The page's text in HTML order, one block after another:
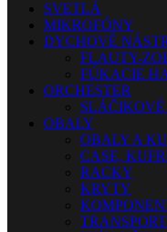
SVETLÁ
MIKROFÓNY
DYCHOVÉ
FLAUTY-
FÚKACIE
ORCHESTER
SLÁČIKOVÉ
OBALY
OBALY A
CASE,
RACKY
KRYTY